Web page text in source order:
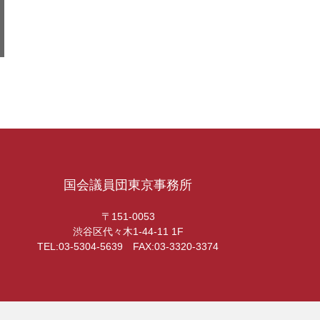
国会議員団東京事務所
〒151-0053
渋谷区代々木1-44-11 1F
TEL:03-5304-5639 FAX:03-3320-3374